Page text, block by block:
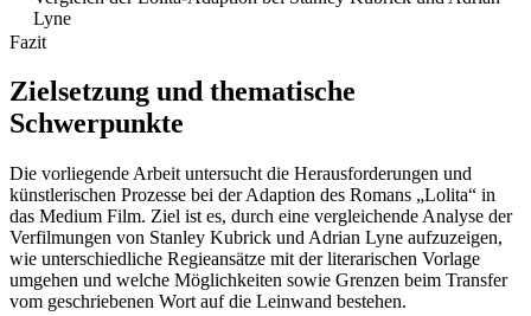
Lyne
Fazit
Zielsetzung und thematische
Schwerpunkte
Die vorliegende Arbeit untersucht die Herausforderungen und
künstlerischen Prozesse bei der Adaption des Romans „Lolita“ in
das Medium Film. Ziel ist es, durch eine vergleichende Analyse der
Verfilmungen von Stanley Kubrick und Adrian Lyne aufzuzeigen,
wie unterschiedliche Regieansätze mit der literarischen Vorlage
umgehen und welche Möglichkeiten sowie Grenzen beim Transfer
vom geschriebenen Wort auf die Leinwand bestehen.